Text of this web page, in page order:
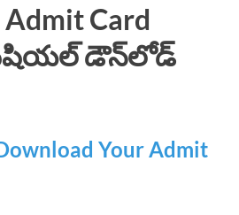
Admit Card
డౌన్‌లోడ్
Your Admit